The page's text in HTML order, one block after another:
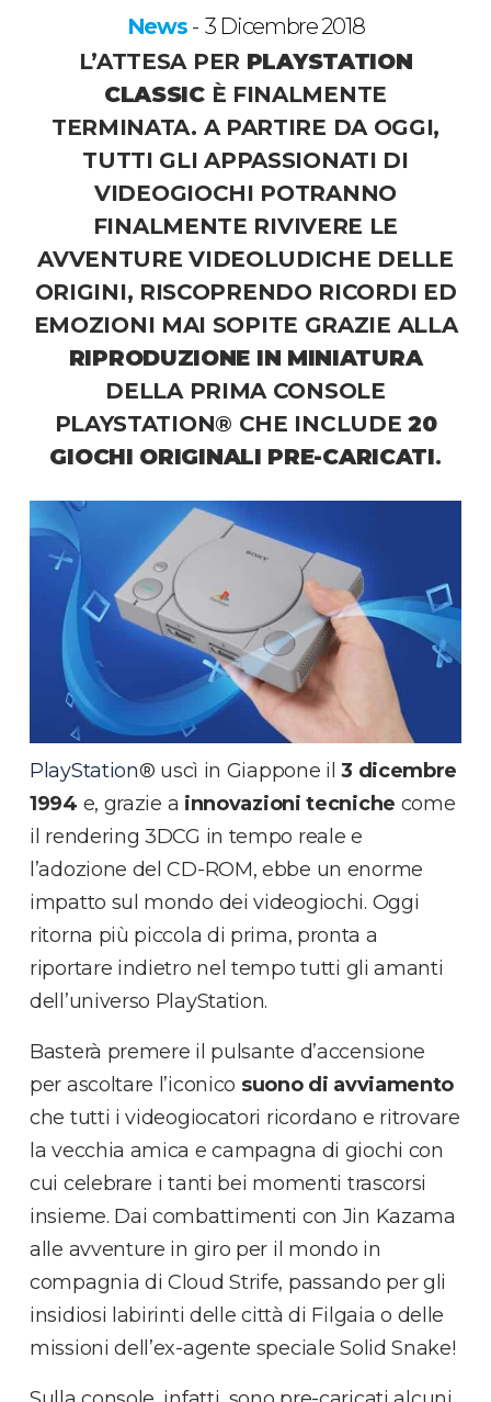
News - 3 Dicembre 2018
L’ATTESA PER PLAYSTATION
CLASSICÈ FINALMENTE
TERMINATA. A PARTIRE DA OGGI,
TUTTI GLI APPASSIONATI DI
VIDEOGIOCHI POTRANNO
FINALMENTE RIVIVERE LE
AVVENTURE VIDEOLUDICHE DELLE
ORIGINI, RISCOPRENDO RICORDI ED
EMOZIONI MAI SOPITE GRAZIE ALLA
RIPRODUZIONE IN MINIATURA
DELLA PRIMA CONSOLE
PLAYSTATION® CHE INCLUDE20
GIOCHI ORIGINALI PRE-CARICATI.
PlayStation® uscì in Giappone il3 dicembre
1994 e, grazie a innovazioni tecniche come
il rendering 3DCG in tempo reale e
l’adozione del CD-ROM, ebbe un enorme
impatto sul mondo dei videogiochi. Oggi
ritorna più piccola di prima, pronta a
riportare indietro nel tempo tutti gli amanti
dell’universo PlayStation.
Basterà premere il pulsante d’accensione
per ascoltare l’iconico suono di avviamento
che tutti i videogiocatori ricordano e ritrovare
la vecchia amica e campagna di giochi con
cui celebrare i tanti bei momenti trascorsi
insieme. Dai combattimenti con Jin Kazama
alle avventure in giro per il mondo in
compagnia di Cloud Strife, passando per gli
insidiosi labirinti delle città di Filgaia o delle
missioni dell’ex-agente speciale Solid Snake!